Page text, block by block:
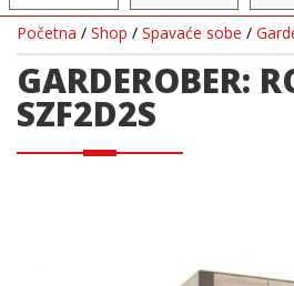
Početna / Shop / Spavaće sobe /
GARDEROBER:
SZF2D2S